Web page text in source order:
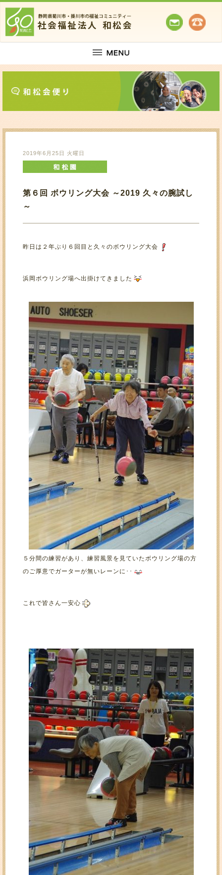
2019年6月25日 火曜日
第６回 ボウリング大会 ～2019 久々の腕試し
～
昨日は２年ぶり６回目と久々のボウリング大会
浜岡ボウリング場へ出掛けてきました
５分間の練習があり、練習風景を見ていたボウリング場の方
のご厚意でガーターが無いレーンに･･
これで皆さん一安心